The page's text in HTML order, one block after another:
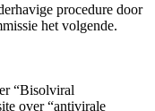
procedure door
het volgende.
“Bisolviral
over “antivirale